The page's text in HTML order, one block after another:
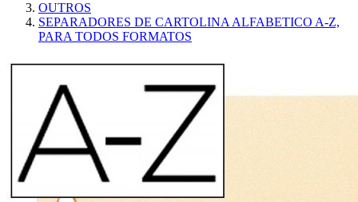
OUTROS
SEPARADORES DE CARTOLINA ALFABETICO A-Z,
PARA TODOS FORMATOS